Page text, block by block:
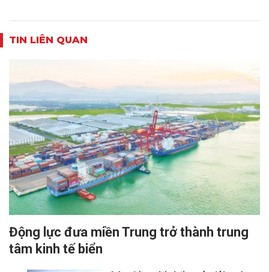
TIN LIÊN QUAN
Động lực đưa miền Trung trở thành trung
tâm kinh tế biển